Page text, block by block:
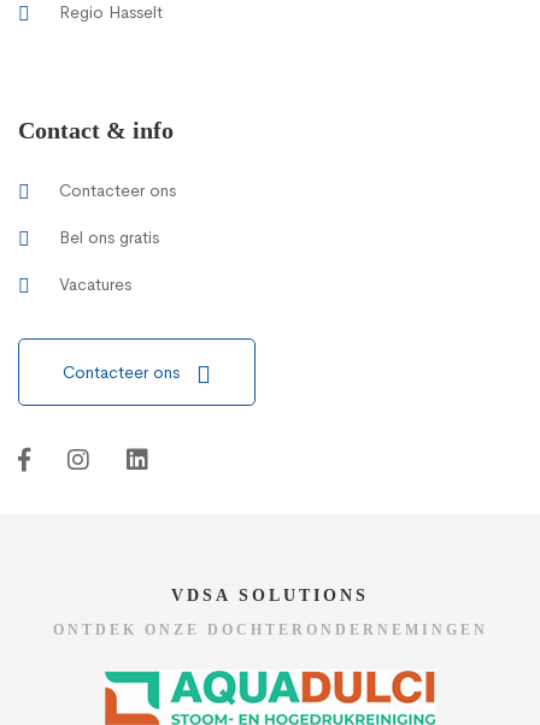
Regio Hasselt
Contact & info
Contacteer ons
Bel ons gratis
Vacatures
Contacteer ons
VDSA SOLUTIONS
ONTDEK ONZE DOCHTERONDERNEMINGEN